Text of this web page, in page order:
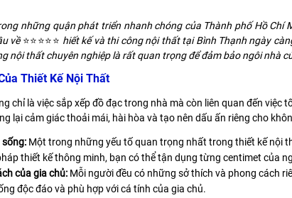
những quận phát triển nhanh chóng của Thành phố Hồ
về⭐⭐⭐⭐⭐ hiết kế và thi công nội thất tại Bình Thạnh ngày
nội thất chuyên nghiệp là rất quan trọng để đảm bảo ngôi nhà
Thiết Kế Nội Thất
chỉ là việc sắp xếp đồ đạc trong nhà mà còn liên quan đến
lại cảm giác thoải mái, hài hòa và tạo nên dấu ấn riêng cho
sống: Một trong những yếu tố quan trọng nhất trong thiết kế nội
thiết kế thông minh, bạn có thể tận dụng từng centimet của
của gia chủ: Mỗi người đều có những sở thích và phong cách
độc đáo và phù hợp với cá tính của gia chủ.